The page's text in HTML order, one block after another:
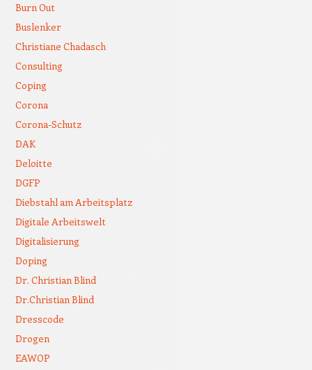
Burn Out
Buslenker
Christiane Chadasch
Consulting
Coping
Corona
Corona-Schutz
DAK
Deloitte
DGFP
Diebstahl am Arbeitsplatz
Digitale Arbeitswelt
Digitalisierung
Doping
Dr. Christian Blind
Dr.Christian Blind
Dresscode
Drogen
EAWOP